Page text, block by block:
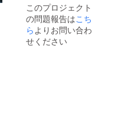
ンに関
しまし
ては一
部変更
になる
このプロジェクト
の問題報告はこち
ら よりお問い合わ
せください